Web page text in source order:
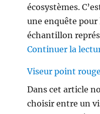
écosystèmes.
une enquête pour
échantillon
Continuer la
Viseur point
Dans cet article
choisir entre un